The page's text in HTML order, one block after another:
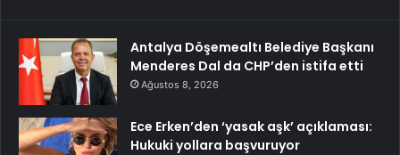
Antalya Döşemealtı Belediye Başkanı
Menderes Dal da CHP’den istifa etti
Ağustos 8, 2026
Ece Erken’den ‘yasak aşk’ açıklaması:
Hukuki yollara başvuruyor